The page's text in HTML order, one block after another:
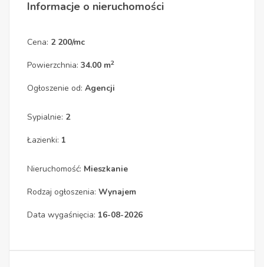
Informacje o nieruchomości
Cena: 2 200/mc
Powierzchnia: 34.00 m2
Ogłoszenie od: Agencji
Sypialnie: 2
Łazienki: 1
Nieruchomość: Mieszkanie
Rodzaj ogłoszenia: Wynajem
Data wygaśnięcia: 16-08-2026